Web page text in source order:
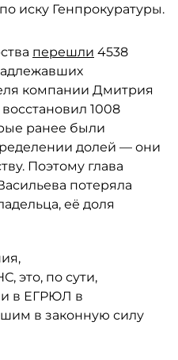
иску Генпрокуратуры.
перешли 4538
компании Дмитрия
1008
ранее были
долей — они
Поэтому глава
потеряла
её доля
это, по сути,
в ЕГРЮЛ в
в законную силу